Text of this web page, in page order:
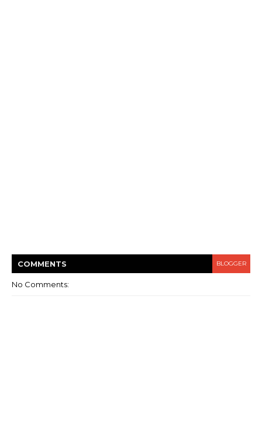
COMMENTS BLOGGER
No Comments: